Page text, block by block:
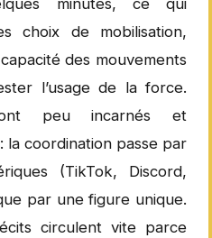
minutes, ce qui
choix de mobilisation,
des mouvements
l’usage de la force.
peu incarnés et
coordination passe par
(TikTok, Discord,
par une figure unique.
circulent vite parce